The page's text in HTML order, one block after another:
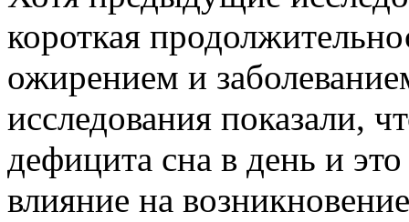
короткая
ожирением и
исследования показали,
дефицита сна в день и
влияние на